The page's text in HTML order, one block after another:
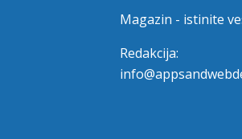
Magazin - istinite
Redakcija: